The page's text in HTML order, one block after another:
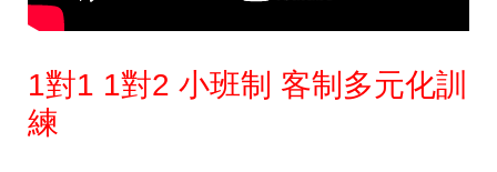
1對1 1對2 小班制 客制多元化訓
練